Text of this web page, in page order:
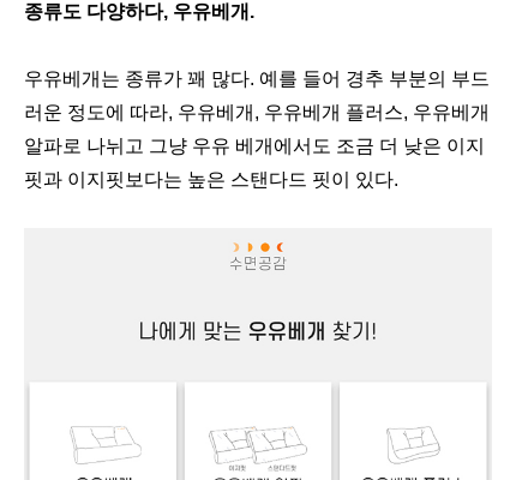
종류도 다양하다, 우유베개.
우유베개는 종류가 꽤 많다. 예를 들어 경추 부분의 부드
러운 정도에 따라, 우유베개, 우유베개 플러스, 우유베개
알파로 나뉘고 그냥 우유 베개에서도 조금 더 낮은 이지
핏과 이지핏보다는 높은 스탠다드 핏이 있다.